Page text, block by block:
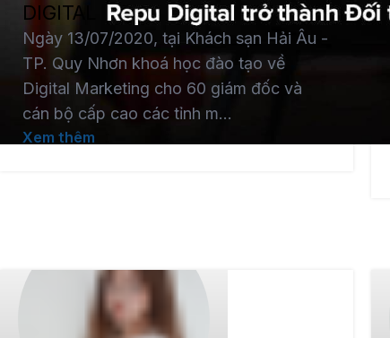
DIGITAL
Ngày 13/07/2020, tại Khách sạn Hải Âu -
TP. Quy Nhơn khoá học đào tạo về
Digital Marketing cho 60 giám đốc và
cán bộ cấp cao các tỉnh m...
Xem thêm